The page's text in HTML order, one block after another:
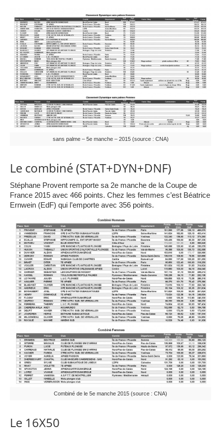
sans palme – 5e manche – 2015 (source : CNA)
Le combiné (STAT+DYN+DNF)
Stéphane Provent remporte sa 2e manche de la Coupe de
France 2015 avec 466 points. Chez les femmes c’est Béatrice
Ernwein (EdF) qui l’emporte avec 356 points.
Combiné de le 5e manche 2015 (source : CNA)
Le 16X50